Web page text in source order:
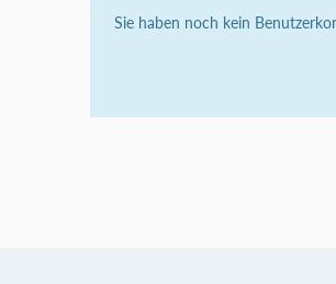
Sie haben noch kein